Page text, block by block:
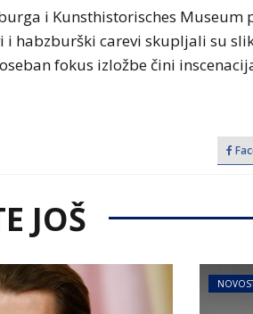
i Kunsthistorisches
i habzburški carevi skupljali su
fokus izložbe čini
JOŠ